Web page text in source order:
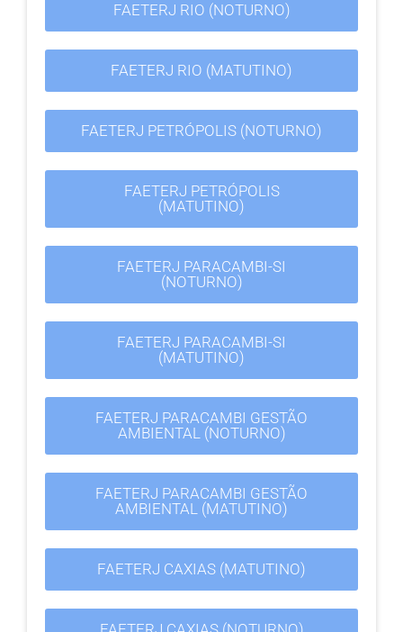
FAETERJ RIO (NOTURNO)
FAETERJ RIO (MATUTINO)
FAETERJ PETRÓPOLIS (NOTURNO)
FAETERJ PETRÓPOLIS
(MATUTINO)
FAETERJ PARACAMBI-SI
(NOTURNO)
FAETERJ PARACAMBI-SI
(MATUTINO)
FAETERJ PARACAMBI GESTÃO
AMBIENTAL (NOTURNO)
FAETERJ PARACAMBI GESTÃO
AMBIENTAL (MATUTINO)
FAETERJ CAXIAS (MATUTINO)